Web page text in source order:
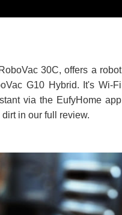
30C, offers a robot
G10 Hybrid. It's Wi-Fi
via the EufyHome app
in our full review.